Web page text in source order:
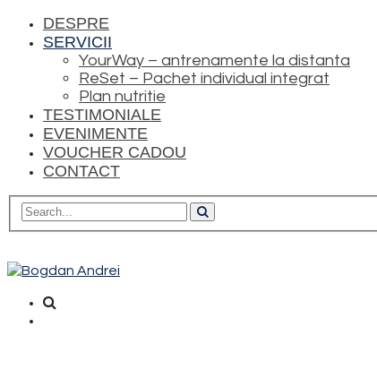
DESPRE
SERVICII
YourWay – antrenamente la distanta
ReSet – Pachet individual integrat
Plan nutritie
TESTIMONIALE
EVENIMENTE
VOUCHER CADOU
CONTACT